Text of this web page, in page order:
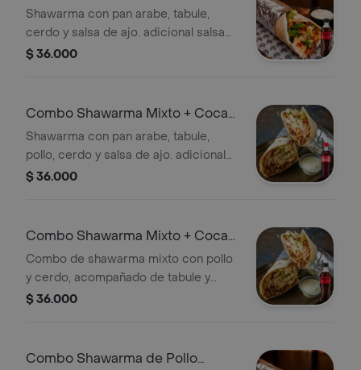
Coca Cola Sin Azúcar 400 ml
Shawarma con pan arabe, tabule,
cerdo y salsa de ajo. adicional salsa
de piña. + Gaseosa
$ 36.000
Combo Shawarma Mixto + Coca-
Cola Sabor Original 400 ml
Shawarma con pan arabe, tabule,
pollo, cerdo y salsa de ajo. adicional
salsa de piña. + Gaseosa.
$ 36.000
Combo Shawarma Mixto + Coca
Cola Sin Azúcar 400 ml
Combo de shawarma mixto con pollo
y cerdo, acompañado de tabule y
salsa de ajo. Incluye Coca Cola Sin
$ 36.000
Combo Shawarma de Pollo